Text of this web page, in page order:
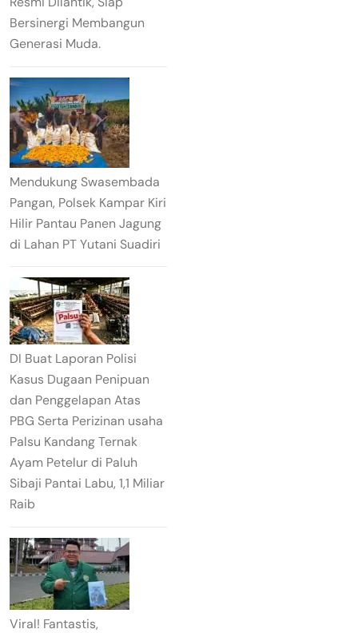
Bersinergi Membangun
Generasi Muda.
Mendukung Swasembada
Pangan, Polsek Kampar Kiri
Hilir Pantau Panen Jagung
di Lahan PT Yutani Suadiri
DI Buat Laporan Polisi
Kasus Dugaan Penipuan
dan Penggelapan Atas
PBG Serta Perizinan usaha
Palsu Kandang Ternak
Ayam Petelur di Paluh
Sibaji Pantai Labu, 1,1 Miliar
Raib
Viral! Fantastis,